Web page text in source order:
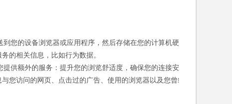
您的设备浏览器或应用程序，然后存储在您的计算机硬盘
的相关信息，比如行为数据。
供额外的服务：提升您的浏览舒适度，确保您的连接安
您访问的网页、点击过的广告、使用的浏览器以及您曾经